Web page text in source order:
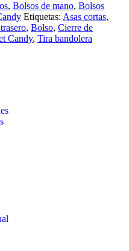
, Bolsos de mano, Bolsos
Etiquetas: Asas cortas,
, Bolso, Cierre de
Candy, Tira bandolera